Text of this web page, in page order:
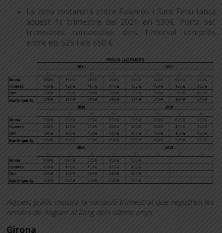
La zona costanera entre Palamós i Sant Feliu tanca
aquest 1r trimestre del 2021 en 530€. Porta set
trimestres consecutius dins l’interval comprès
entre els 525 i els 550 €.
Aquest gràfic mostra la variació trimestral que registren les
rendes de lloguer al llarg dels últims anys.
Girona